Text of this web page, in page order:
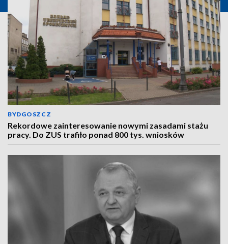
BYDGOSZCZ
Rekordowe zainteresowanie nowymi zasadami stażu
pracy. Do ZUS trafiło ponad 800 tys. wniosków